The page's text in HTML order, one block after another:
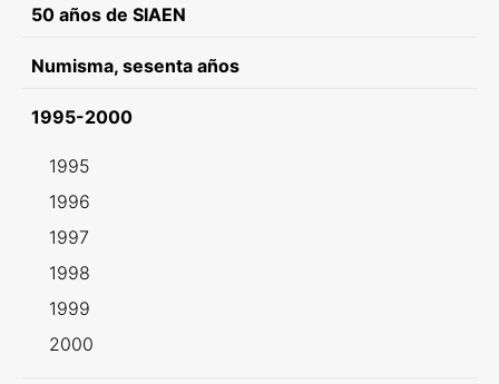
50 años de SIAEN
Numisma, sesenta años
1995-2000
1995
1996
1997
1998
1999
2000